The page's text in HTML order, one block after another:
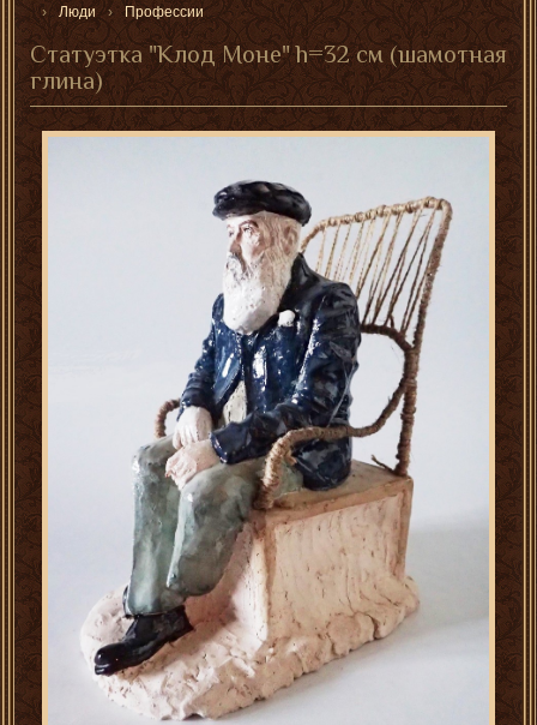
Люди
Профессии
Статуэтка "Клод Моне" h=32 см (шамотная
глина)